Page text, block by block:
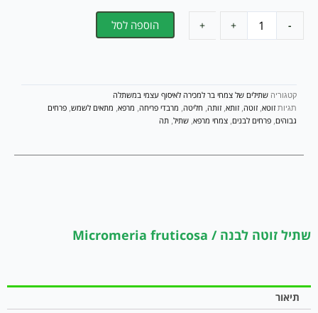
--
Micromeria
fruticosa
+
+ הוספה לסל
קטגוריה שתילים של צמחי בר למכירה לאיסוף עצמי במשתלה
תגיות זוטא, זוטה, זותא, זותה, חליטה, מרבדי פריחה, מרפא, מתאים לשמש, פרחים
גבוהים, פרחים לבנים, צמחי מרפא, שתיל, תה
שתיל זוטה לבנה / Micromeria fruticosa
תיאור